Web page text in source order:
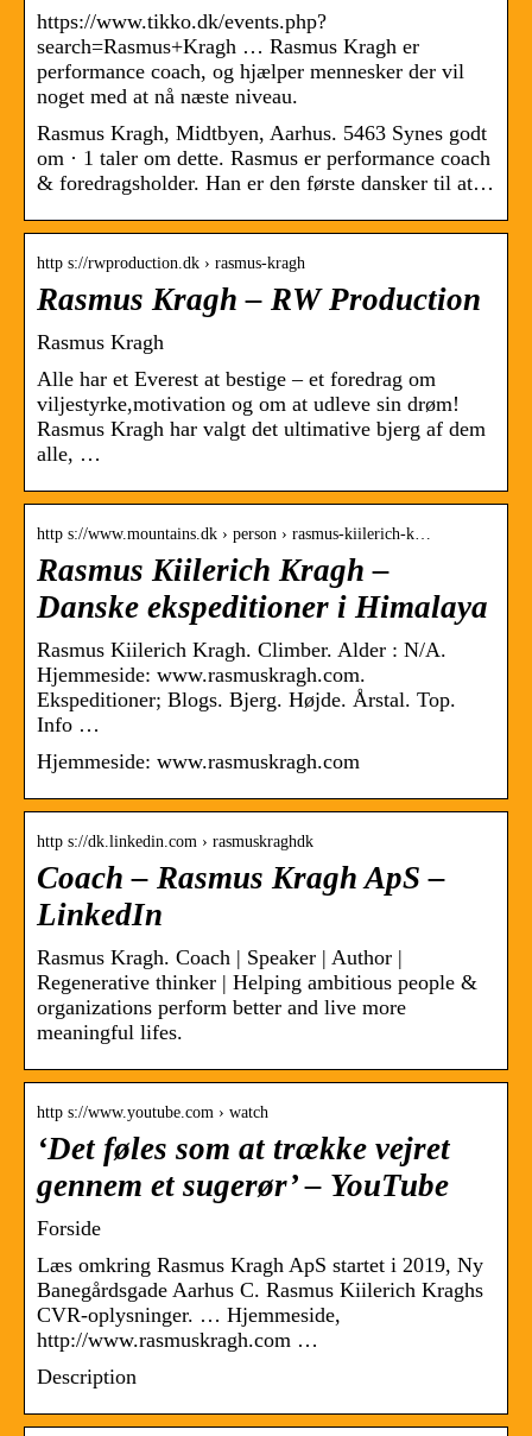
https://www.tikko.dk/events.php?
search=Rasmus+Kragh … Rasmus Kragh er
performance coach, og hjælper mennesker der vil
noget med at nå næste niveau.
Rasmus Kragh, Midtbyen, Aarhus. 5463 Synes godt
om · 1 taler om dette. Rasmus er performance coach
& foredragsholder. Han er den første dansker til at…
http s://rwproduction.dk › rasmus-kragh
Rasmus Kragh – RW Production
Rasmus Kragh
Alle har et Everest at bestige – et foredrag om
viljestyrke,motivation og om at udleve sin drøm!
Rasmus Kragh har valgt det ultimative bjerg af dem
alle, …
http s://www.mountains.dk › person › rasmus-kiilerich-k…
Rasmus Kiilerich Kragh –
Danske ekspeditioner i Himalaya
Rasmus Kiilerich Kragh. Climber. Alder : N/A.
Hjemmeside: www.rasmuskragh.com.
Ekspeditioner; Blogs. Bjerg. Højde. Årstal. Top.
Info …
Hjemmeside: www.rasmuskragh.com
http s://dk.linkedin.com › rasmuskraghdk
Coach – Rasmus Kragh ApS –
LinkedIn
Rasmus Kragh. Coach | Speaker | Author |
Regenerative thinker | Helping ambitious people &
organizations perform better and live more
meaningful lifes.
http s://www.youtube.com › watch
‘Det føles som at trække vejret
gennem et sugerør’ – YouTube
Forside
Læs omkring Rasmus Kragh ApS startet i 2019, Ny
Banegårdsgade Aarhus C. Rasmus Kiilerich Kraghs
CVR-oplysninger. … Hjemmeside,
http://www.rasmuskragh.com …
Description